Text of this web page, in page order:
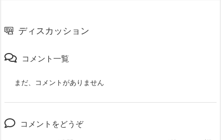
ディスカッション
コメント一覧
まだ、コメントがありません
コメントをどうぞ